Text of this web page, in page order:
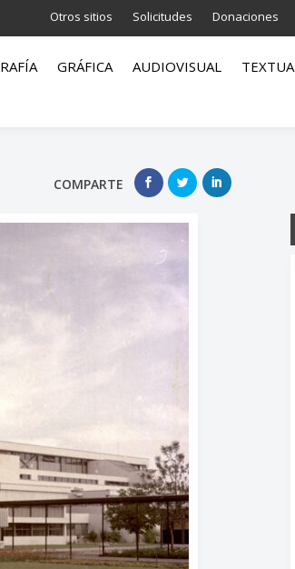
Otros sitios Solicitudes Donaciones
GRÁFICA AUDIOVISUAL
COMPARTE